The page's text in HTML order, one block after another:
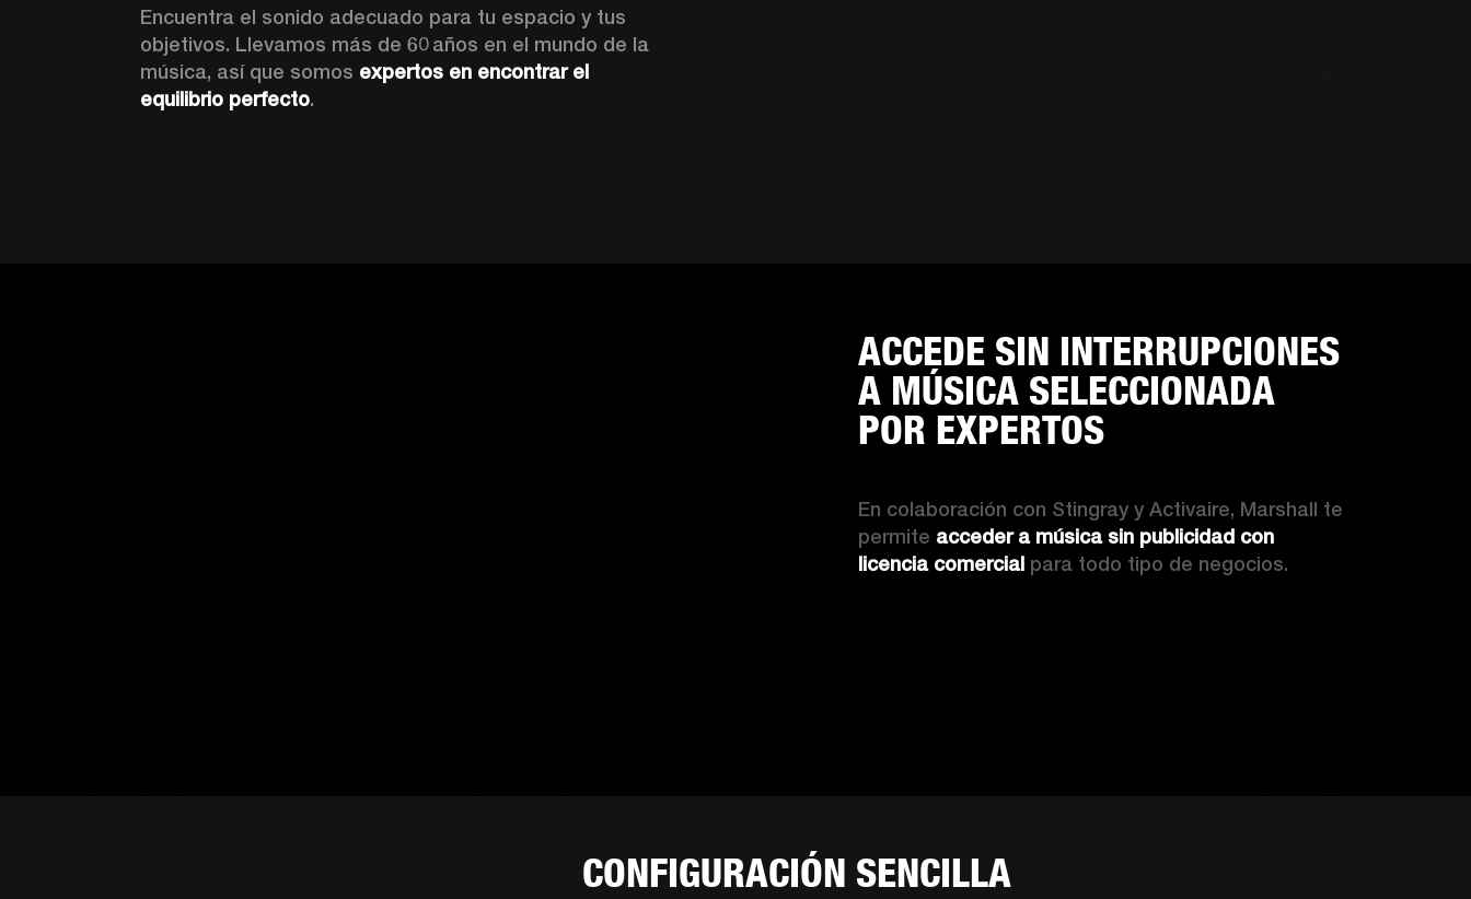
Encuentra el sonido adecuado para tu espacio y tus
objetivos. Llevamos más de 60 años en el mundo de la
música, así que somos expertos en encontrar el
equilibrio perfecto.
ACCEDE SIN INTERRUPCIONES
A MÚSICA SELECCIONADA
POR EXPERTOS
En colaboración con Stingray y Activaire, Marshall te
permite acceder a música sin publicidad con
licencia comercial para todo tipo de negocios.
CONFIGURACIÓN SENCILLA